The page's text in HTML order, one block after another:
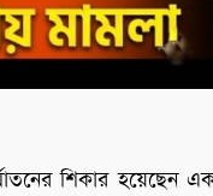
শিকার হয়েছেন